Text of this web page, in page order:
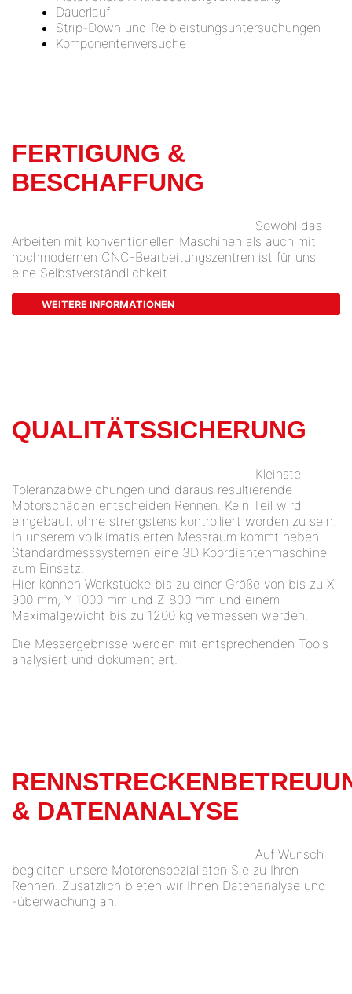
Dauerlauf
Strip-Down und Reibleistungsuntersuchungen
Komponentenversuche
FERTIGUNG &
BESCHAFFUNG
Sowohl das
Arbeiten mit konventionellen Maschinen als auch mit
hochmodernen CNC-Bearbeitungszentren ist für uns
eine Selbstverständlichkeit.
WEITERE INFORMATIONEN
QUALITÄTSSICHERUNG
Kleinste
Toleranzabweichungen und daraus resultierende
Motorschäden entscheiden Rennen. Kein Teil wird
eingebaut, ohne strengstens kontrolliert worden zu sein.
In unserem vollklimatisierten Messraum kommt neben
Standardmesssystemen eine 3D Koordiantenmaschine
zum Einsatz.
Hier können Werkstücke bis zu einer Größe von bis zu X
900 mm, Y 1000 mm und Z 800 mm und einem
Maximalgewicht bis zu 1200 kg vermessen werden.
Die Messergebnisse werden mit entsprechenden Tools
analysiert und dokumentiert.
& DATENANALYSE
Auf Wunsch
begleiten unsere Motorenspezialisten Sie zu Ihren
Rennen. Zusätzlich bieten wir Ihnen Datenanalyse und
-überwachung an.